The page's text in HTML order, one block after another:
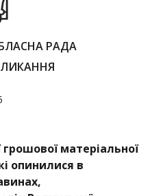
РАДА
матеріальної
опинилися в